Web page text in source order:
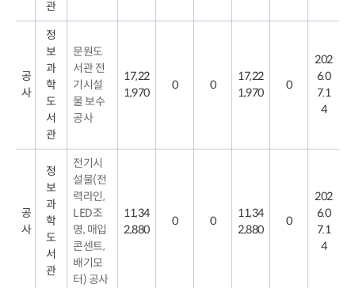
관
공
사
정
보
과
학
도
서
관
문원도
서관 전
기시설
물 보수
공사
17,22
1,970
0 0
17,22
1,970
0
202
6.0
7.1
4
공
사
정
보
과
학
도
서
관
전기시
설물(전
력라인,
LED조
명, 매입
콘센트,
배기모
터) 공사
11,34
2,880
0 0
11,34
2,880
0
202
6.0
7.1
4